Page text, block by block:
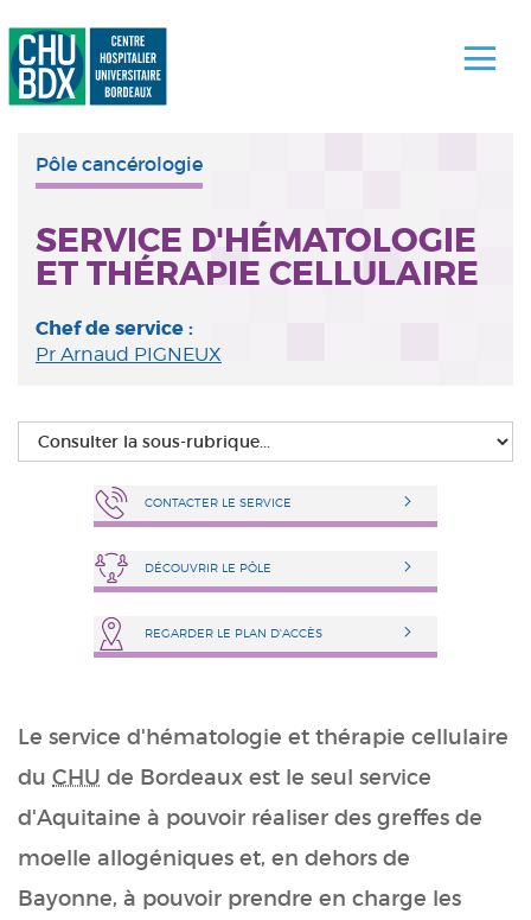
Pôle cancérologie
SERVICE D'HÉMATOLOGIE
ET THÉRAPIE CELLULAIRE
Chef de service :
Pr Arnaud PIGNEUX
CONTACTER LE SERVICE
DÉCOUVRIR LE PÔLE
REGARDER LE PLAN D'ACCÈS
Le service d'hématologie et thérapie cellulaire
du CHU de Bordeaux est le seul service
d'Aquitaine à pouvoir réaliser des greffes de
moelle allogéniques et, en dehors de
Bayonne, à pouvoir prendre en charge les